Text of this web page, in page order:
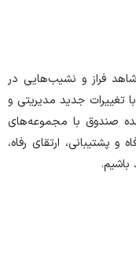
فراز و نشیب‌هایی در
تغییرات جدید مدیریتی و
صندوق با مجموعه‌های
پشتیبانی، ارتقای رفاه،